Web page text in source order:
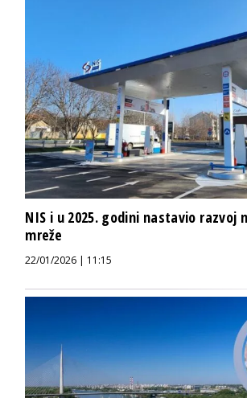
NIS i u 2025. godini nastavio razvoj
mreže
22/01/2026 | 11:15